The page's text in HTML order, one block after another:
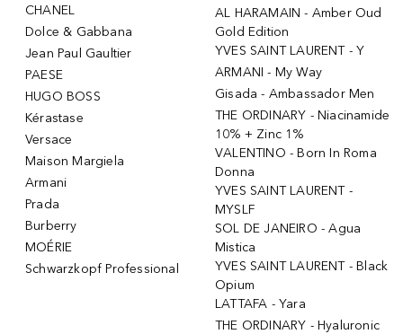
CHANEL
Dolce & Gabbana
Jean Paul Gaultier
PAESE
HUGO BOSS
Kérastase
Versace
Maison Margiela
Armani
Prada
Burberry
MOÉRIE
Schwarzkopf Professional
AL HARAMAIN - Amber Oud
Gold Edition
YVES SAINT LAURENT - Y
ARMANI - My Way
Gisada - Ambassador Men
THE ORDINARY - Niacinamide
10% + Zinc 1%
VALENTINO - Born In Roma
Donna
YVES SAINT LAURENT -
MYSLF
SOL DE JANEIRO - Agua
Mistica
YVES SAINT LAURENT - Black
Opium
LATTAFA - Yara
THE ORDINARY - Hyaluronic